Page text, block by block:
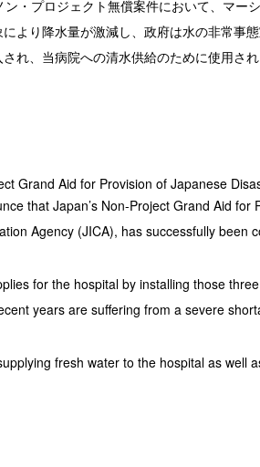
・プロジェクト無償案件において、マー
より降水量が激減し、政府は水の非常事
れ、当病院への清水供給のために使用さ
Grand Aid for Provision of Japanese
that Japan’s Non-Project Grand Aid
Agency (JICA), has successfully been
for the hospital by installing those
years are suffering from a severe
fresh water to the hospital as well